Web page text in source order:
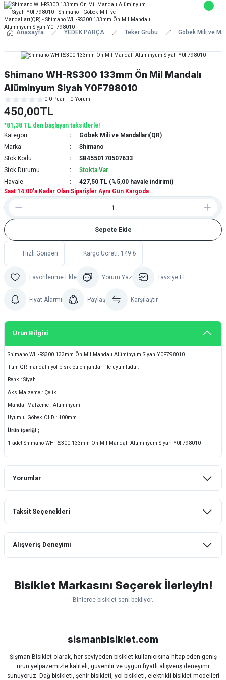
Anasayfa YEDEK PARÇA Teker Grubu Göbek Mili ve
Shimano WH-RS300 133mm Ön Mil Mandalı
Alüminyum Siyah Y0F798010
0.0 Puan - 0 Yorum
450,00TL
*81,38 TL den başlayan taksitlerle!
Kategori
Göbek Mili ve Mandalları(QR)
Marka
Shimano
Stok Kodu
SB4550170507633
Stok Durumu
Stokta Var
Havale
427,50 TL (%5,00 havale indirimi)
Saat 14:00'a Kadar Olan Siparişler Aynı Gün Kargoda
Sepete Ekle
Hızlı Gönderi Kargo Ücreti: 149 ₺
Yorum Yaz Tavsiye Et
Fiyat Alarmı Paylaş Karşılaştır
Ürün Bilgisi
Shimano WH-RS300 133mm Ön Mil Mandalı Alüminyum Siyah Y0F798010
Tüm QR mandallı yol bisikleti ön jantları ile uyumludur.
Renk : Siyah
Aks Malzeme : Çelik
Mandal Malzeme : Alüminyum
Uyumlu Göbek OLD : 100mm
Ürün İçeriği ;
1 adet Shimano WH-RS300 133mm Ön Mil Mandalı Alüminyum Siyah Y0F798010
Yorumlar
Taksit Seçenekleri
Alışveriş Deneyimi
lastik yanak kısmından 3cm yarıldı ama
normal sürüşe uygun
Bahriye Akay Tan | 21/07/2026
Siparişim problemsiz geldi teşekkürler.
Bisiklet Markasını Seçerek İlerleyin!
Binlerce bisiklet seni bekliyor.
sismanbisiklet.com
Şişman Bisiklet olarak, her seviyeden bisiklet kullanıcısına hitap eden geniş
ürün yelpazemizle kaliteli, güvenilir ve uygun fiyatlı alışveriş deneyimi
sunuyoruz. Dağ bisikleti, şehir bisikleti, yol bisikleti, elektrikli bisiklet modelleri